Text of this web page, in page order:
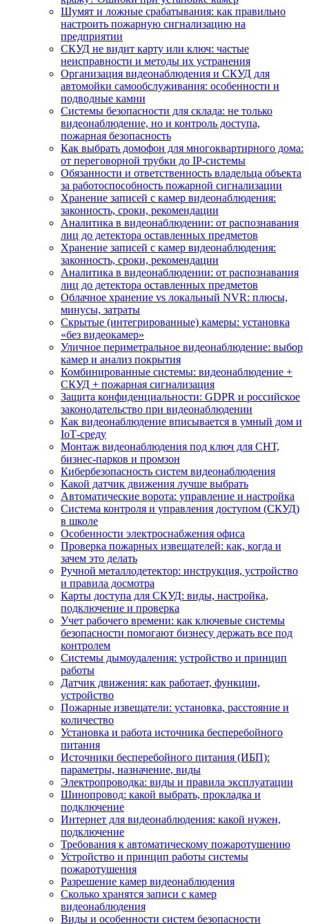
Шумят и ложные срабатывания: как правильно
настроить пожарную сигнализацию на
предприятии
СКУД не видит карту или ключ: частые
неисправности и методы их устранения
Организация видеонаблюдения и СКУД для
автомойки самообслуживания: особенности и
подводные камни
Системы безопасности для склада: не только
видеонаблюдение, но и контроль доступа,
пожарная безопасность
Как выбрать домофон для многоквартирного дома:
от переговорной трубки до IP-системы
Обязанности и ответственность владельца объекта
за работоспособность пожарной сигнализации
Хранение записей с камер видеонаблюдения:
законность, сроки, рекомендации
Аналитика в видеонаблюдении: от распознавания
лиц до детектора оставленных предметов
Хранение записей с камер видеонаблюдения:
законность, сроки, рекомендации
Аналитика в видеонаблюдении: от распознавания
лиц до детектора оставленных предметов
Облачное хранение vs локальный NVR: плюсы,
минусы, затраты
Скрытые (интегрированные) камеры: установка
«без видеокамер»
Уличное периметральное видеонаблюдение: выбор
камер и анализ покрытия
Комбинированные системы: видеонаблюдение +
СКУД + пожарная сигнализация
Защита конфиденциальности: GDPR и российское
законодательство при видеонаблюдении
Как видеонаблюдение вписывается в умный дом и
IoT‑среду
Монтаж видеонаблюдения под ключ для СНТ,
бизнес‑парков и промзон
Кибербезопасность систем видеонаблюдения
Какой датчик движения лучше выбрать
Автоматические ворота: управление и настройка
Система контроля и управления доступом (СКУД)
в школе
Особенности электроснабжения офиса
Проверка пожарных извещателей: как, когда и
зачем это делать
Ручной металлодетектор: инструкция, устройство
и правила досмотра
Карты доступа для СКУД: виды, настройка,
подключение и проверка
Учет рабочего времени: как ключевые системы
безопасности помогают бизнесу держать все под
контролем
Системы дымоудаления: устройство и принцип
работы
Датчик движения: как работает, функции,
устройство
Пожарные извещатели: установка, расстояние и
количество
Установка и работа источника бесперебойного
питания
Источники бесперебойного питания (ИБП):
параметры, назначение, виды
Электропроводка: виды и правила эксплуатации
Шинопровод: какой выбрать, прокладка и
подключение
Интернет для видеонаблюдения: какой нужен,
подключение
Требования к автоматическому пожаротушению
Устройство и принцип работы системы
пожаротушения
Разрешение камер видеонаблюдения
Сколько хранятся записи с камер
видеонаблюдения
Виды и особенности систем безопасности